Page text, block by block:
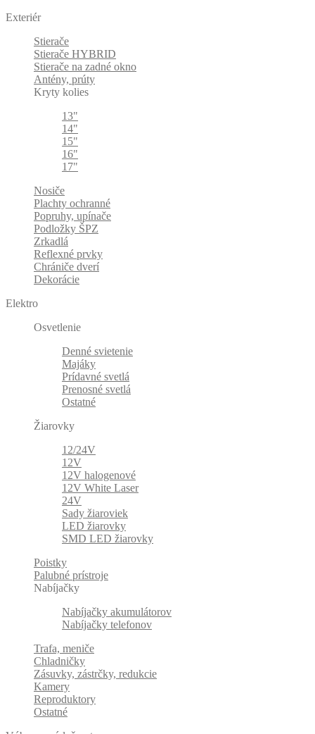
Exteriér
Stierače
Stierače HYBRID
Stierače na zadné okno
Antény, prúty
Kryty kolies
13"
14"
15"
16"
17"
Nosiče
Plachty ochranné
Popruhy, upínače
Podložky ŠPZ
Zrkadlá
Reflexné prvky
Chrániče dverí
Dekorácie
Elektro
Osvetlenie
Denné svietenie
Majáky
Prídavné svetlá
Prenosné svetlá
Ostatné
Žiarovky
12/24V
12V
12V halogenové
12V White Laser
24V
Sady žiaroviek
LED žiarovky
SMD LED žiarovky
Poistky
Palubné prístroje
Nabíjačky
Nabíjačky akumulátorov
Nabíjačky telefonov
Trafa, meniče
Chladničky
Zásuvky, zástrčky, redukcie
Kamery
Reproduktory
Ostatné